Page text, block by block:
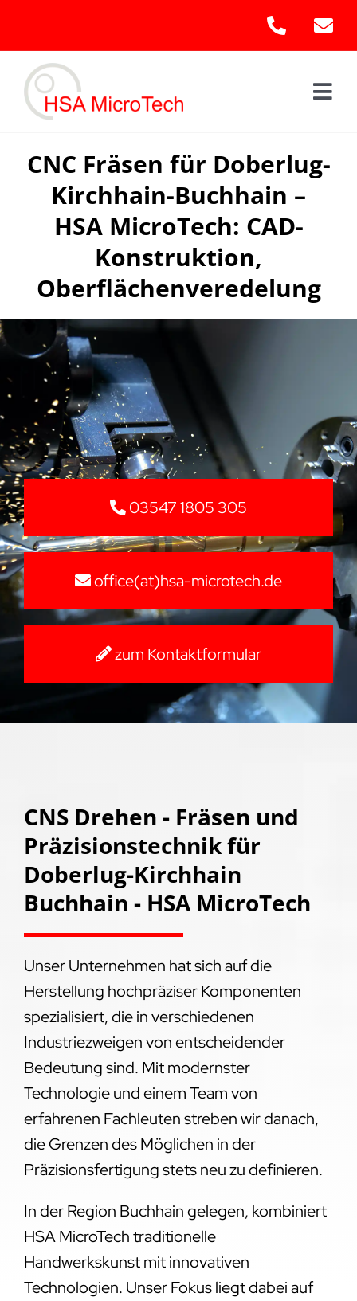
content
CNC Fräsen für Doberlug-
Kirchhain-Buchhain –
HSA MicroTech: CAD-
Konstruktion,
Oberflächenveredelung
03547 1805 305
office(at)hsa-microtech.de
zum Kontaktformular
CNS Drehen - Fräsen und
Präzisionstechnik für
Doberlug-Kirchhain
Buchhain - HSA MicroTech
Unser Unternehmen hat sich auf die
Herstellung hochpräziser Komponenten
spezialisiert, die in verschiedenen
Industriezweigen von entscheidender
Bedeutung sind. Mit modernster
Technologie und einem Team von
erfahrenen Fachleuten streben wir danach,
die Grenzen des Möglichen in der
Präzisionsfertigung stets neu zu definieren.
In der Region Buchhain gelegen, kombiniert
HSA MicroTech traditionelle
Handwerkskunst mit innovativen
Technologien. Unser Fokus liegt dabei auf